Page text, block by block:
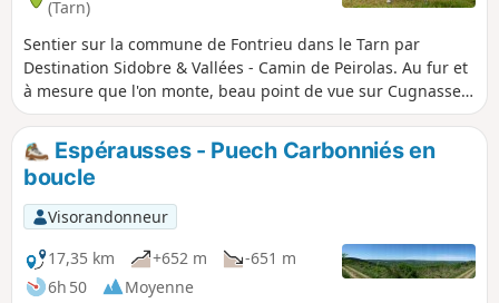
(Tarn)
Sentier sur la commune de Fontrieu dans le Tarn par
Destination Sidobre & Vallées - Camin de Peirolas. Au fur et
à mesure que l'on monte, beau point de vue sur Cugnasse,
Peyrolles et le Clap. En redescendant on aperçoit sur la
droite la métairie de Penrieu.
Espérausses - Puech Carbonniés en
boucle
Visorandonneur
17,35 km
+652 m
-651 m
6h 50
Moyenne